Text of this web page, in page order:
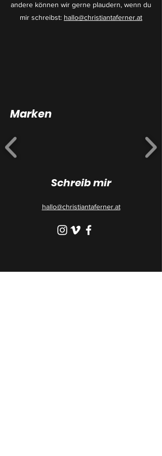
andere können wir gerne plaudern, wenn du
mir schreibst: hallo@christiantaferner.at
Marken
Schreib mir
hallo@christiantaferner.at